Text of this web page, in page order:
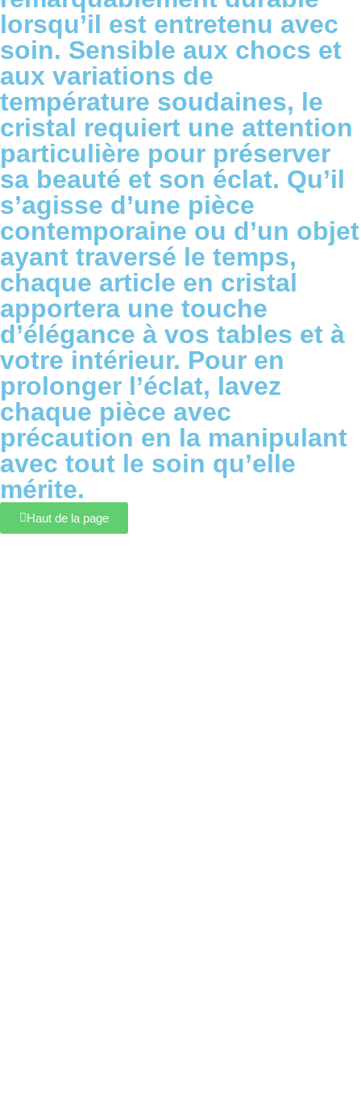
lorsqu’il est entretenu avec
soin. Sensible aux chocs et
aux variations de
température soudaines, le
cristal requiert une attention
particulière pour préserver
sa beauté et son éclat. Qu’il
s’agisse d’une pièce
contemporaine ou d’un objet
ayant traversé le temps,
chaque article en cristal
apportera une touche
d’élégance à vos tables et à
votre intérieur. Pour en
prolonger l’éclat, lavez
chaque pièce avec
précaution en la manipulant
avec tout le soin qu’elle
mérite.
Haut de la page